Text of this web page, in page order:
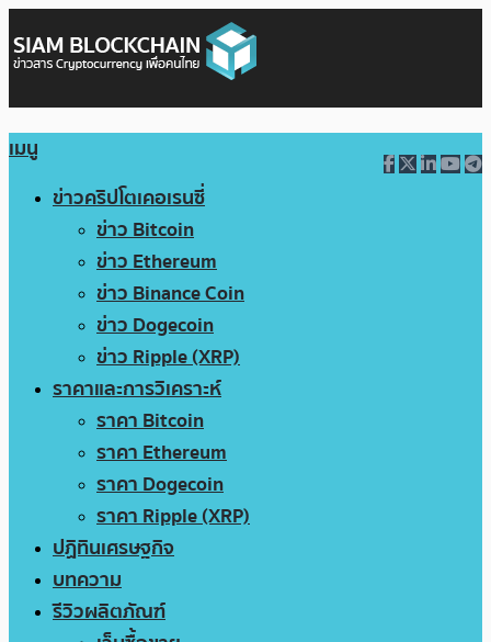
เมนู
ข่าวคริปโตเคอเรนซี่
ข่าว Bitcoin
ข่าว Ethereum
ข่าว Binance Coin
ข่าว Dogecoin
ข่าว Ripple (XRP)
ราคาและการวิเคราะห์
ราคา Bitcoin
ราคา Ethereum
ราคา Dogecoin
ราคา Ripple (XRP)
ปฏิทินเศรษฐกิจ
บทความ
รีวิวผลิตภัณฑ์